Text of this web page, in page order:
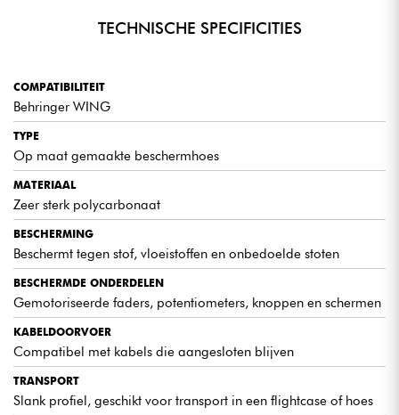
TECHNISCHE SPECIFICITIES
COMPATIBILITEIT
Behringer WING
TYPE
Op maat gemaakte beschermhoes
MATERIAAL
Zeer sterk polycarbonaat
BESCHERMING
Beschermt tegen stof, vloeistoffen en onbedoelde stoten
BESCHERMDE ONDERDELEN
Gemotoriseerde faders, potentiometers, knoppen en schermen
KABELDOORVOER
Compatibel met kabels die aangesloten blijven
TRANSPORT
Slank profiel, geschikt voor transport in een flightcase of hoes